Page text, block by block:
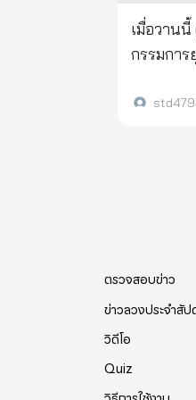
ดีๆ เอามีดมาฟันเพื่อนหัวแบะ หรือโกร
เสียง และประชาชนก็มีสิท
กังวลกา
กฎหมายเดิม ที่
ประโยช
บ้านมีสิ
ทำให้คน
นานก่อนที่รัฐบาลจะประ
พวกเขาเ
ความผิด
ตำรวจย่อ
วงจรปิด
กฎหมาย
สอบสวน”
และจงใจ
เพราะศาล
แต่ตำรวจก็ต้อ
เมื่อวาน
กรรมการ
ยุติการสืบทอดอำนาจของ 2
ถือเป็นเ
ตรวจสอบข่าว
ข่าวลวงประจำสัป
วิดีโอ
Quiz